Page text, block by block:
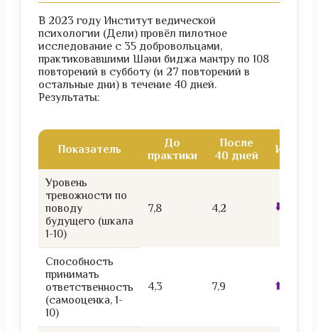
В 2023 году Институт ведической
психологии (Дели) провёл пилотное
исследование с 35 добровольцами,
практиковавшими Шани биджа мантру по 108
повторений в субботу (и 27 повторений в
остальные дни) в течение 40 дней.
Результаты:
Показатель
До
практики
После
40 дней
Уровень
тревожности по
поводу
будущего (шкала
1-10)
7,8 4,2 ⬇️ 46%
Способность
принимать
ответственность
(самооценка, 1-
10)
4,3 7,9 ⬆️ 84%